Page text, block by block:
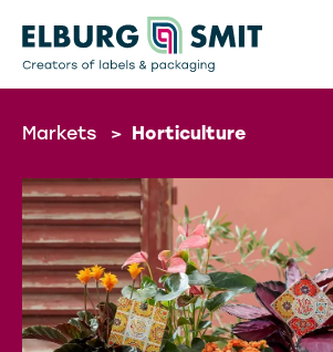
Markets > Horticulture